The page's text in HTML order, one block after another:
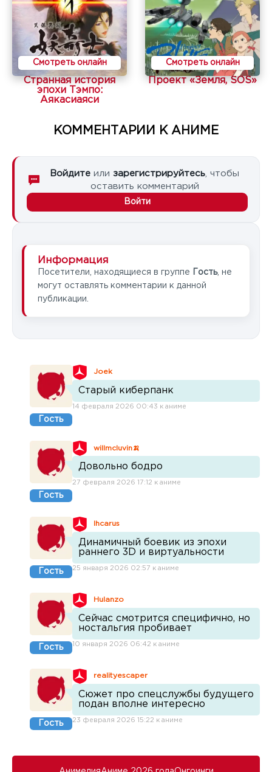
Смотреть онлайн
Странная история
эпохи Тэмпо:
Аякасиаяси
Смотреть онлайн
Проект «Земля, SOS»
КОММЕНТАРИИ К АНИМЕ
Войдите или зарегистрируйтесь , чтобы
оставить комментарий
Войти
Информация
Посетители, находящиеся в группе Гость, не
могут оставлять комментарии к данной
публикации.
Гость
Joek
Старый киберпанк
14 февраля 2026 00:43 к аниме
Гость
willmcluvin🍌
Довольно бодро
27 февраля 2026 17:12 к аниме
Гость
Ihcarus
Динамичный боевик из эпохи
раннего 3D и виртуальности
25 января 2026 02:57 к аниме
Гость
Hulanzo
Сейчас смотрится специфично, но
ностальгия пробивает
10 января 2026 06:42 к аниме
Гость
realityescaper
Сюжет про спецслужбы будущего
подан вполне интересно
23 февраля 2026 15:22 к аниме